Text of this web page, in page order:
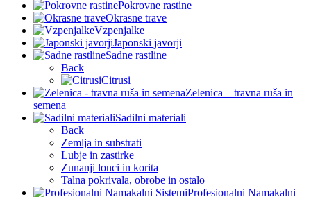
Pokrovne rastine
Okrasne trave
Vzpenjalke
Japonski javorji
Sadne rastline
Back
Citrusi
Zelenica – travna ruša in
semena
Sadilni materiali
Back
Zemlja in substrati
Lubje in zastirke
Zunanji lonci in korita
Talna pokrivala, obrobe in ostalo
Profesionalni Namakalni